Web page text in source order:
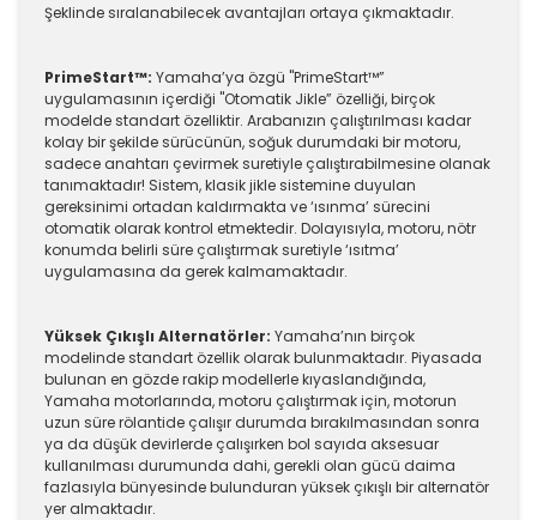
Şeklinde sıralanabilecek avantajları ortaya çıkmaktadır.
PrimeStart™: Yamaha’ya özgü "PrimeStart™”
uygulamasının içerdiği "Otomatik Jikle” özelliği, birçok
modelde standart özelliktir. Arabanızın çalıştırılması kadar
kolay bir şekilde sürücünün, soğuk durumdaki bir motoru,
sadece anahtarı çevirmek suretiyle çalıştırabilmesine olanak
tanımaktadır! Sistem, klasik jikle sistemine duyulan
gereksinimi ortadan kaldırmakta ve ‘ısınma’ sürecini
otomatik olarak kontrol etmektedir. Dolayısıyla, motoru, nötr
konumda belirli süre çalıştırmak suretiyle ‘ısıtma’
uygulamasına da gerek kalmamaktadır.
Yüksek Çıkışlı Alternatörler: Yamaha’nın birçok
modelinde standart özellik olarak bulunmaktadır. Piyasada
bulunan en gözde rakip modellerle kıyaslandığında,
Yamaha motorlarında, motoru çalıştırmak için, motorun
uzun süre rölantide çalışır durumda bırakılmasından sonra
ya da düşük devirlerde çalışırken bol sayıda aksesuar
kullanılması durumunda dahi, gerekli olan gücü daima
fazlasıyla bünyesinde bulunduran yüksek çıkışlı bir alternatör
yer almaktadır.